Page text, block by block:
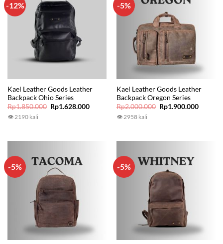
-12%
Kael Leather Goods Leather
Backpack Ohio Series
Rp1.850.000 Original
price
Rp1.628.000Current
👁 2190 kali
-5%
Kael Leather Goods Leather
Backpack Oregon Series
Rp2.000.000 Original
price
Rp1.900.000Current
👁 2958 kali
-5% -5%